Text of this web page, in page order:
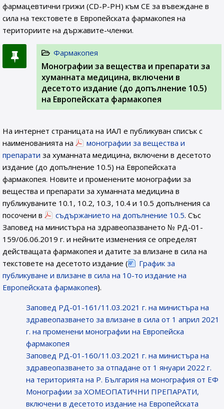
фармацевтични грижи (CD-P-PH) към СЕ за въвеждане в
сила на текстовете в Европейската фармакопея на
териториите на държавите-членки.
Фармакопея
Монографии за вещества и препарати за
хуманната медицина, включени в
десетото издание (до допълнение 10.5)
на Европейската фармакопея
На интернет страницата на ИАЛ e публикуван списък с
наименованията на
монографии за вещества и
препарати за хуманната медицина, включени в десетото
издание (до допълнение 10.5) на Европейската
фармакопея. Новите и променените монографии за
вещества и препарати за хуманната медицина в
публикуваните 10.1, 10.2, 10.3, 10.4 и 10.5 допълнения са
посочени в
съдържанието на допълнение 10.5. Със
Заповед на министъра на здравеопазването № РД-01-
159/06.06.2019 г. и нейните изменения се определят
действащата фармакопея и датите за влизане в сила на
текстовете на десетото издание (
График за
публикуване и влизане в сила на 10-то издание на
Европейската фармакопея).
Заповед РД-01-161/11.03.2021 г. на министъра на
здравеопазването за влизане в сила от 1 април 2021
г. на променени монографии на Европейска
фармакопея
Заповед РД-01-160/11.03.2021 г. на министъра на
здравеопазването за отпадане от 1 януари 2022 г.
на територията на Р. България на монография от ЕФ
Монографии за ХОМЕОПАТИЧНИ ПРЕПАРАТИ,
включени в десетото издание на Европейската